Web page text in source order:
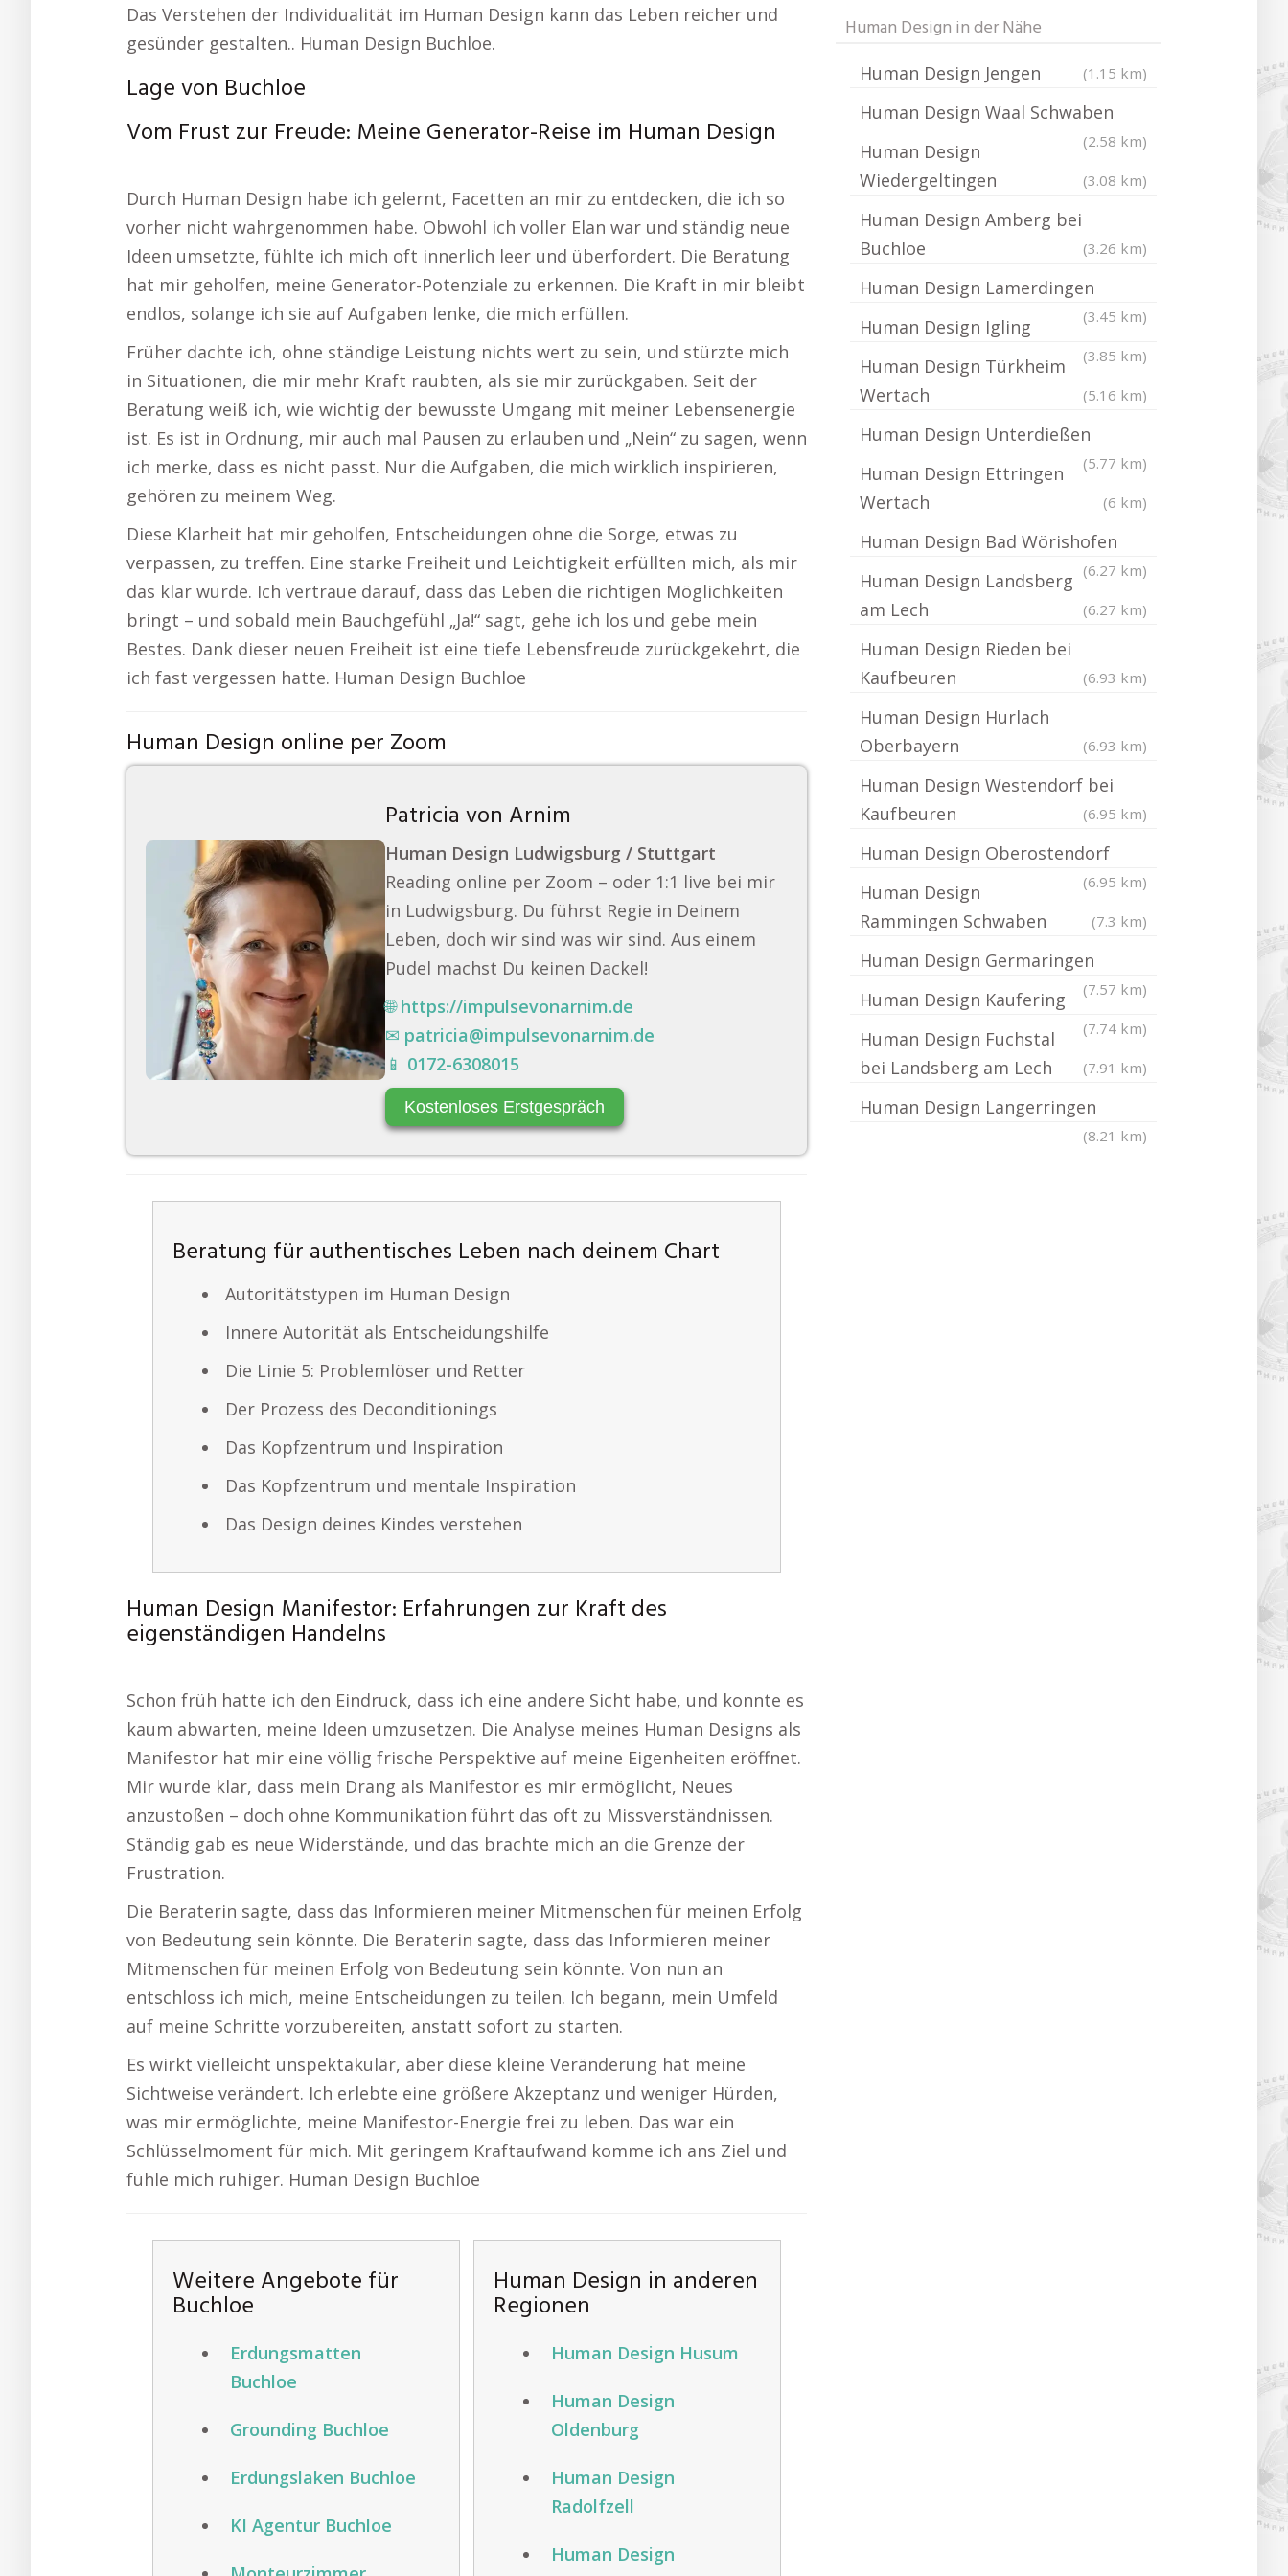
Das Verstehen der Individualität im Human Design kann das Leben reicher und
gesünder gestalten.. Human Design Buchloe.
Lage von Buchloe
Vom Frust zur Freude: Meine Generator-Reise im Human Design
Durch Human Design habe ich gelernt, Facetten an mir zu entdecken, die ich so
vorher nicht wahrgenommen habe. Obwohl ich voller Elan war und ständig neue
Ideen umsetzte, fühlte ich mich oft innerlich leer und überfordert. Die Beratung
hat mir geholfen, meine Generator-Potenziale zu erkennen. Die Kraft in mir bleibt
endlos, solange ich sie auf Aufgaben lenke, die mich erfüllen.
Früher dachte ich, ohne ständige Leistung nichts wert zu sein, und stürzte mich
in Situationen, die mir mehr Kraft raubten, als sie mir zurückgaben. Seit der
Beratung weiß ich, wie wichtig der bewusste Umgang mit meiner Lebensenergie
ist. Es ist in Ordnung, mir auch mal Pausen zu erlauben und „Nein“ zu sagen, wenn
ich merke, dass es nicht passt. Nur die Aufgaben, die mich wirklich inspirieren,
gehören zu meinem Weg.
Diese Klarheit hat mir geholfen, Entscheidungen ohne die Sorge, etwas zu
verpassen, zu treffen. Eine starke Freiheit und Leichtigkeit erfüllten mich, als mir
das klar wurde. Ich vertraue darauf, dass das Leben die richtigen Möglichkeiten
bringt – und sobald mein Bauchgefühl „Ja!“ sagt, gehe ich los und gebe mein
Bestes. Dank dieser neuen Freiheit ist eine tiefe Lebensfreude zurückgekehrt, die
ich fast vergessen hatte. Human Design Buchloe
Human Design online per Zoom
Patricia von Arnim
Human Design Ludwigsburg / Stuttgart
Reading online per Zoom – oder 1:1 live bei mir
in Ludwigsburg. Du führst Regie in Deinem
Leben, doch wir sind was wir sind. Aus einem
Pudel machst Du keinen Dackel!
🌐https://impulsevonarnim.de
✉ patricia@impulsevonarnim.de
📱 0172-6308015
Kostenloses Erstgespräch
Beratung für authentisches Leben nach deinem Chart
Autoritätstypen im Human Design
Innere Autorität als Entscheidungshilfe
Die Linie 5: Problemlöser und Retter
Der Prozess des Deconditionings
Das Kopfzentrum und Inspiration
Das Kopfzentrum und mentale Inspiration
Das Design deines Kindes verstehen
Human Design Manifestor: Erfahrungen zur Kraft des
eigenständigen Handelns
Schon früh hatte ich den Eindruck, dass ich eine andere Sicht habe, und konnte es
kaum abwarten, meine Ideen umzusetzen. Die Analyse meines Human Designs als
Manifestor hat mir eine völlig frische Perspektive auf meine Eigenheiten eröffnet.
Mir wurde klar, dass mein Drang als Manifestor es mir ermöglicht, Neues
anzustoßen – doch ohne Kommunikation führt das oft zu Missverständnissen.
Ständig gab es neue Widerstände, und das brachte mich an die Grenze der
Frustration.
Die Beraterin sagte, dass das Informieren meiner Mitmenschen für meinen Erfolg
von Bedeutung sein könnte. Die Beraterin sagte, dass das Informieren meiner
Mitmenschen für meinen Erfolg von Bedeutung sein könnte. Von nun an
entschloss ich mich, meine Entscheidungen zu teilen. Ich begann, mein Umfeld
auf meine Schritte vorzubereiten, anstatt sofort zu starten.
Es wirkt vielleicht unspektakulär, aber diese kleine Veränderung hat meine
Sichtweise verändert. Ich erlebte eine größere Akzeptanz und weniger Hürden,
was mir ermöglichte, meine Manifestor-Energie frei zu leben. Das war ein
Schlüsselmoment für mich. Mit geringem Kraftaufwand komme ich ans Ziel und
fühle mich ruhiger. Human Design Buchloe
Weitere Angebote für
Buchloe
Erdungsmatten
Buchloe
Grounding Buchloe
Erdungslaken Buchloe
KI Agentur Buchloe
Human Design in anderen
Regionen
Human Design Husum
Human Design
Oldenburg
Human Design
Radolfzell
Human Design
Human Design in der Nähe
Human Design Jengen (1.15 km)
Human Design Waal Schwaben
(2.58 km)
Human Design
Wiedergeltingen
(3.08 km)
Human Design Amberg bei
Buchloe
(3.26 km)
Human Design Lamerdingen
(3.45 km)
Human Design Igling
(3.85 km)
Human Design Türkheim
Wertach
(5.16 km)
Human Design Unterdießen
(5.77 km)
Human Design Ettringen
Wertach
(6 km)
Human Design Bad Wörishofen
(6.27 km)
Human Design Landsberg
am Lech
(6.27 km)
Human Design Rieden bei
Kaufbeuren
(6.93 km)
Human Design Hurlach
Oberbayern
(6.93 km)
Human Design Westendorf bei
Kaufbeuren
(6.95 km)
Human Design Oberostendorf
(6.95 km)
Human Design
Rammingen Schwaben
(7.3 km)
Human Design Germaringen
(7.57 km)
Human Design Kaufering
(7.74 km)
Human Design Fuchstal
bei Landsberg am Lech
(7.91 km)
Human Design Langerringen
(8.21 km)